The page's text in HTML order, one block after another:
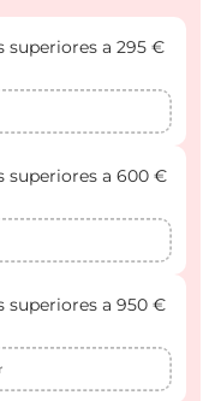
superiores a 295 €
superiores a 600 €
superiores a 950 €